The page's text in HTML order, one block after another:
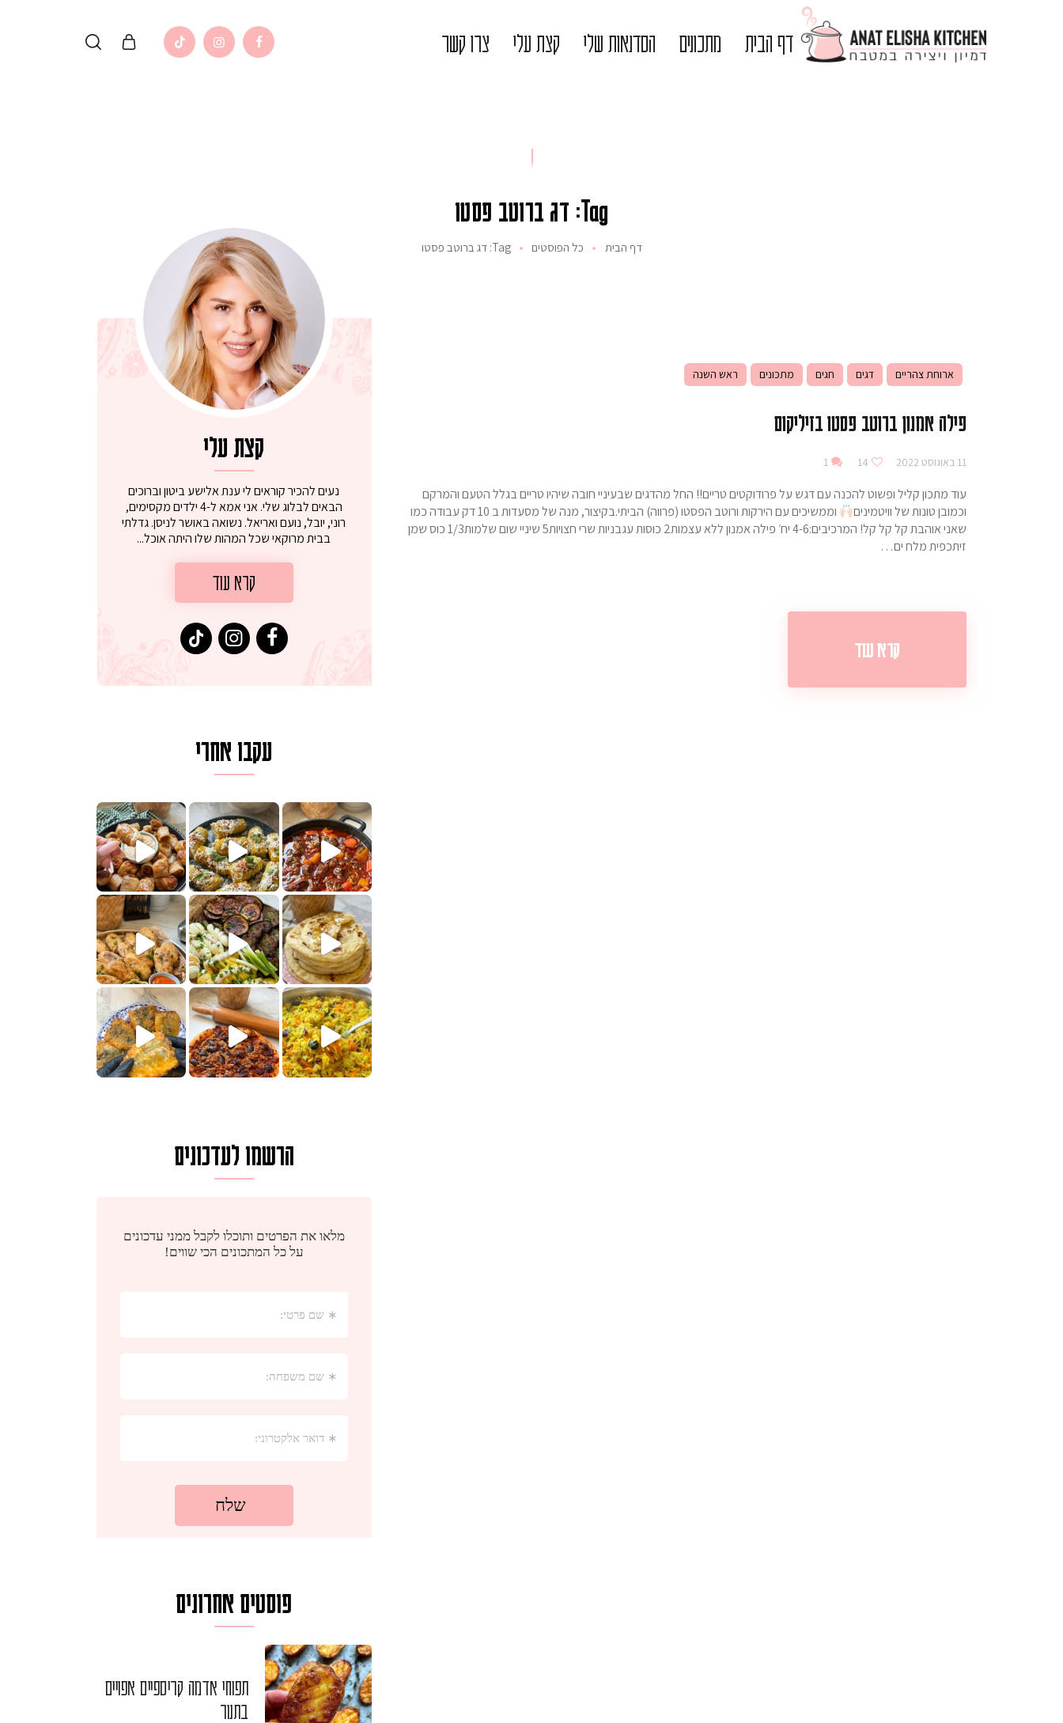
דף הבית מתכונים הסדנאות שלי קצת עלי צרו קשר
Tag: דג ברוטב פסטו
דף הבית כל הפוסטים Tag: דג ברוטב פסטו
ארוחת צהריים דגים חגים מתכונים ראש השנה
פילה אמנון ברוטב פסטו בזיליקום
11 באוגוסט 2022 14
1
עוד מתכון קליל ופשוט להכנה עם דגש על פרודוקטים טריים!! החל מהדגים שבעיניי חובה שיהיו טריים בגלל הטעם והמרקם
וכמובן טונות של וויטמינים
וממשיכים עם הירקות ורוטב הפסטו (פרווה) הביתי.בקיצור, מנה של מסעדות ב 10 דק עבודה כמו
שאני אוהבת קל קל קל! המרכיבים:4-6 יח׳ פילה אמנון ללא עצמות2 כוסות עגבניות שרי חצויות5 שיניי שום שלמות1/3 כוס שמן
זיתכפית מלח ים…
קרא עוד
קצת עלי
נעים להכיר קוראים לי ענת אלישע ביטון וברוכים
הבאים לבלוג שלי. אני אמא ל-4 ילדים מקסימים,
רוני, יובל, נועם ואריאל. נשואה באושר לניסן. גדלתי
בבית מרוקאי שכל המהות שלו היתה אוכל...
קרא עוד
עקבו אחרי
. גולש המר
קלחי תירס צרובים על מחבת עם גבינה בולגרית מעודנת מ
נשנושי פרגיות קריספיים ממכרים שמכינים בכמה דקות עב
לחם מחבת שהוא שילוב של מופלטה וספינז׳, רעיון מעולאז מה בשבילכם? בפ
פסטל טוניסאי לתשעת הימים, חשבתי מה לחדש לכם ונראה
למתכון
פיצה של תשעת הימים ולמה היא נקראת ככה? ההסבר בסרטו
מז׳ווז׳ין או בתרגום לעברית, מחותניםמתכון ראש
הרשמו לעדכונים
פוסטים אחרונים
תפוחי אדמה קריספיים אפויים
בתנור